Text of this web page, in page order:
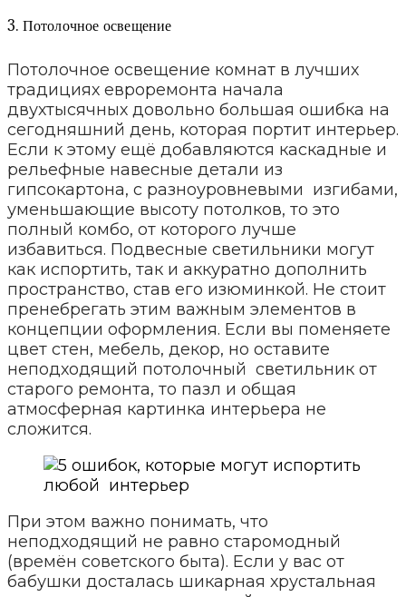
3. Потолочное освещение
Потолочное освещение комнат в лучших
традициях евроремонта начала
двухтысячных довольно большая ошибка на
сегодняшний день, которая портит интерьер.
Если к этому ещё добавляются каскадные и
рельефные навесные детали из
гипсокартона, с разноуровневыми изгибами,
уменьшающие высоту потолков, то это
полный комбо, от которого лучше
избавиться. Подвесные светильники могут
как испортить, так и аккуратно дополнить
пространство, став его изюминкой. Не стоит
пренебрегать этим важным элементов в
концепции оформления. Если вы поменяете
цвет стен, мебель, декор, но оставите
неподходящий потолочный светильник от
старого ремонта, то пазл и общая
атмосферная картинка интерьера не
сложится.
При этом важно понимать, что
неподходящий не равно старомодный
(времён советского быта). Если у вас от
бабушки досталась шикарная хрустальная